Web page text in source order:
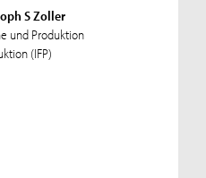
S Zoller
und Produktion
(IFP)